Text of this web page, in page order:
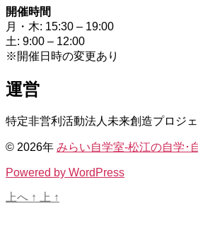
開催時間
月・木: 15:30 – 19:00
土: 9:00 – 12:00
※開催日時の変更あり
運営
特定非営利活動法人未来創造プロジェ
© 2026年 みらい自学室-松江の自学･
Powered by WordPress
上へ ↑ 上 ↑